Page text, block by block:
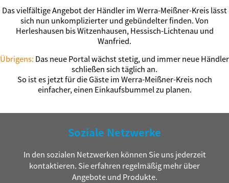
Das vielfältige Angebot der Händler im Werra-Meißner-Kreis lässt
sich nun unkomplizierter und gebündelter finden. Von
Herleshausen bis Witzenhausen, Hessisch-Lichtenau und
Wanfried.
Übrigens: Das neue Portal wächst stetig, und immer neue Händler
schließen sich täglich an.
So ist es jetzt für die Gäste im Werra-Meißner-Kreis noch
einfacher, einen Einkaufsbummel zu planen.
Soziale Netzwerke
In den sozialen Netzwerken können Sie uns jederzeit
kontaktieren. Sie erfahren regelmäßig mehr über
Angebote und Produkte.